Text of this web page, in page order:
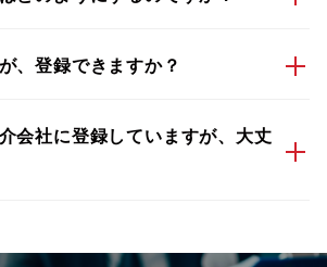
、登録できますか？
会社に登録していますが、大丈